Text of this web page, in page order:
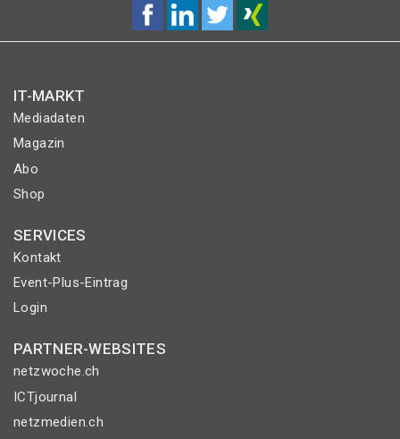
IT-MARKT
Mediadaten
Magazin
Abo
Shop
SERVICES
Kontakt
Event-Plus-Eintrag
Login
PARTNER-WEBSITES
netzwoche.ch
ICTjournal
netzmedien.ch